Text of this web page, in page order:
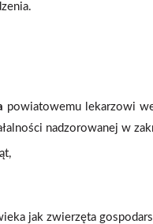
powiatowemu lekarzowi
nadzorowanej w
jak zwierzęta